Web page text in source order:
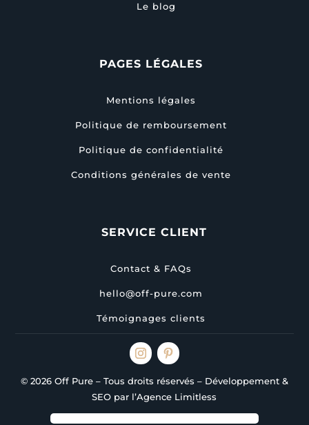
Le blog
PAGES LÉGALES
Mentions légales
Politique de remboursement
Politique de confidentialité
Conditions générales de vente
SERVICE CLIENT
Contact & FAQs
hello@off-pure.com
Témoignages clients
© 2026 Off Pure – Tous droits réservés – Développement &
SEO par l’Agence Limitless